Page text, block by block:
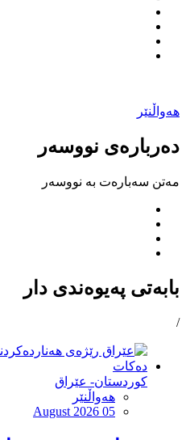
هەواڵنێر
دەربارەی نووسەر
مەتن سەبارەت بە نووسەر
بابەتی پەیوەندی دار
/
کوردستان- عێراق
هەواڵنێر
August 2026 05